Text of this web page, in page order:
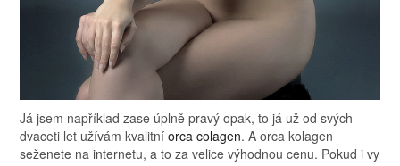
Já jsem například zase úplně pravý opak, to já už od svých
dvaceti let užívám kvalitníorca colagen. A orca kolagen
seženete na internetu, a to za velice výhodnou cenu. Pokud i vy